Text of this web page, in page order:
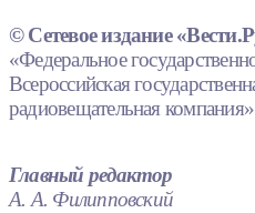
© Сетевое издание
«Федеральное
Всероссийская
радиовещательная
Главный редактор
А. А. Филипповский